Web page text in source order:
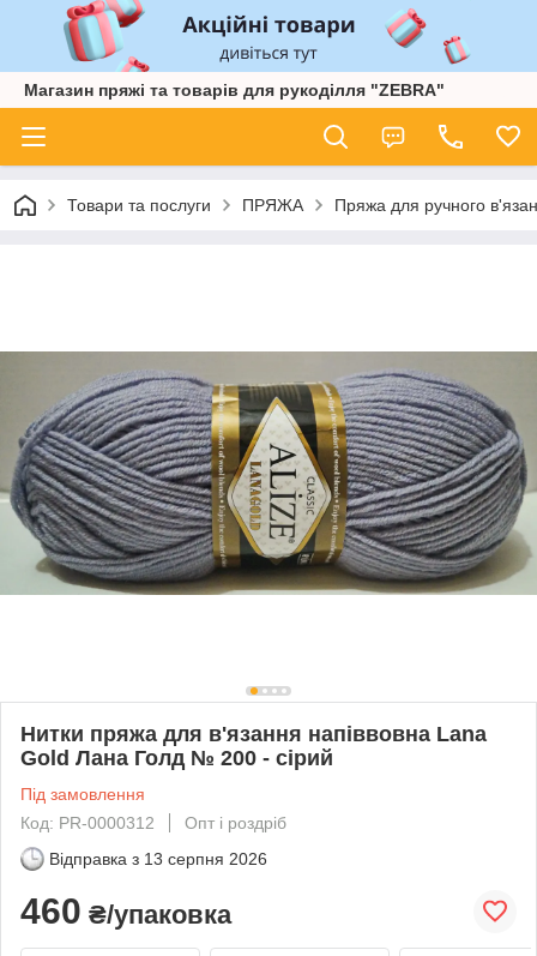
Магазин пряжі та товарів для рукоділля "ZEBRA"
Товари та послуги ПРЯЖА Пряжа для ручного
Нитки пряжа для в'язання напіввовна Lana
Gold Лана Голд № 200 - сірий
Під замовлення
Код: PR-0000312
Опт і роздріб
Відправка з 13 серпня 2026
460 ₴/упаковка